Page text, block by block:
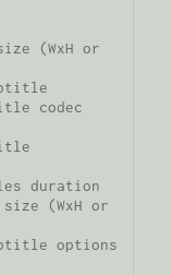
(WxH or
codec
duration
(WxH or
options